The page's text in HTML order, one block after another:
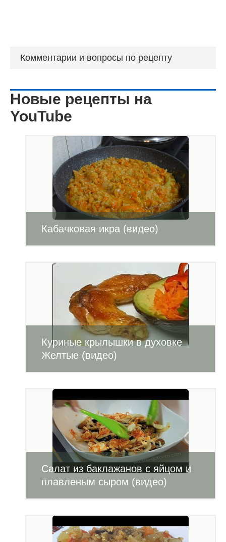
Комментарии и вопросы по рецепту
Новые рецепты на
YouTube
Кабачковая икра (видео)
Куриные крылышки в духовке
Желтые (видео)
Салат из баклажанов с яйцом и
плавленым сыром (видео)